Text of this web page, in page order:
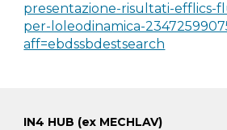
presentazione-risultati-efflics-
per-loleodinamica-
aff=ebdssbdestsearch
IN4 HUB (ex MECHLAV)